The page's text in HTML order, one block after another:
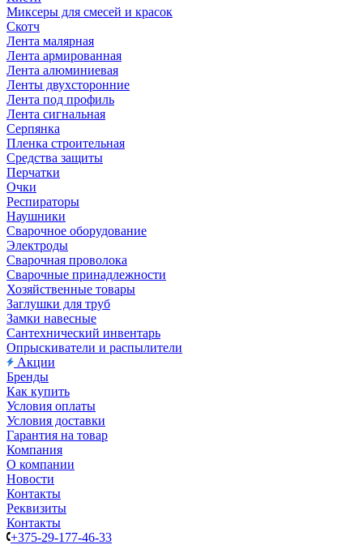
Миксеры для смесей и красок
Скотч
Лента малярная
Лента армированная
Лента алюминиевая
Ленты двухсторонние
Лента под профиль
Лента сигнальная
Серпянка
Пленка строительная
Средства защиты
Перчатки
Очки
Респираторы
Наушники
Сварочное оборудование
Электроды
Сварочная проволока
Сварочные принадлежности
Хозяйственные товары
Заглушки для труб
Замки навесные
Сантехнический инвентарь
Опрыскиватели и распылители
Акции
Бренды
Как купить
Условия оплаты
Условия доставки
Гарантия на товар
Компания
О компании
Новости
Контакты
Реквизиты
Контакты
+375-29-177-46-33